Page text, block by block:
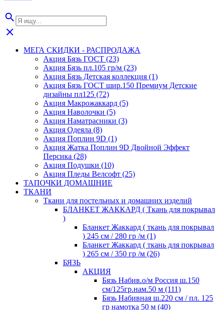
search
close
МЕГА СКИДКИ - РАСПРОДАЖА
Акция Бязь ГОСТ (23)
Акция Бязь пл.105 гр/м (23)
Акция Бязь Детская коллекция (1)
Акция Бязь ГОСТ шир.150 Премиум Детские
дизайны пл125 (72)
Акция Макрожаккард (5)
Акция Наволочки (5)
Акция Наматрасники (3)
Акция Одеяла (8)
Акция Поплин 9D (1)
Акция Жатка Поплин 9D Двойной Эффект
Персика (28)
Акция Подушки (10)
Акция Пледы Велсофт (25)
ТАПОЧКИ ДОМАШНИЕ
ТКАНИ
Ткани для постельных и домашних изделий
БЛАНКЕТ ЖАККАРД ( Ткань для покрывал
)
Бланкет Жаккард ( ткань для покрывал
) 245 см / 280 гр /м (1)
Бланкет Жаккард ( ткань для покрывал
) 265 см / 350 гр /м (26)
БЯЗЬ
АКЦИЯ
Бязь Набив.о/м Россия ш.150
см/125гр.нам.50 м (111)
Бязь Набивная ш.220 см / пл. 125
гр намотка 50 м (40)